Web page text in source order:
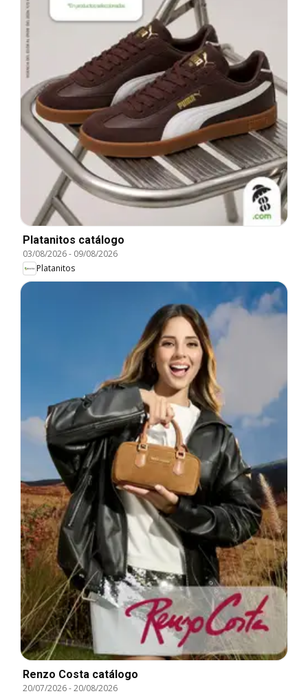
Platanitos catálogo
03/08/2026- 09/08/2026
Platanitos
Renzo Costa catálogo
20/07/2026-20/08/2026